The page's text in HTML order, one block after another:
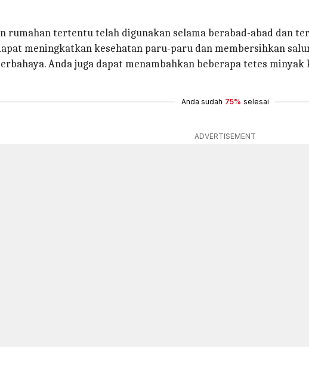
rumahan tertentu telah digunakan selama berabad-abad dan
meningkatkan kesehatan paru-paru dan membersihkan
Anda juga dapat menambahkan beberapa tetes
Anda sudah 75% selesai
ADVERTISEMENT